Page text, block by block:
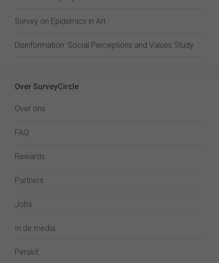
Survey on Epidemics in Art
Disinformation: Social Perceptions and Values Study
Over SurveyCircle
Over ons
FAQ
Rewards
Partners
Jobs
In de media
Perskit